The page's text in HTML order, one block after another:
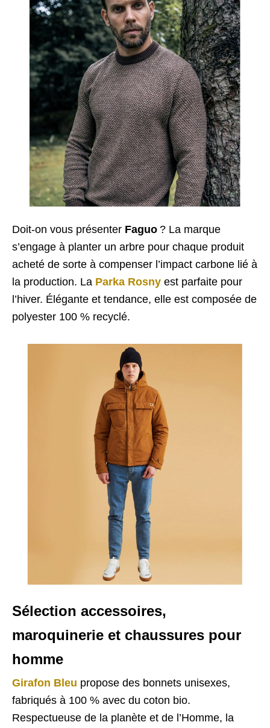
Doit-on vous présenter Faguo ? La marque
s’engage à planter un arbre pour chaque produit
acheté de sorte à compenser l’impact carbone lié à
la production. La Parka Rosny est parfaite pour
l’hiver. Élégante et tendance, elle est composée de
polyester 100 % recyclé.
Sélection accessoires,
maroquinerie et chaussures pour
homme
Girafon Bleu propose des bonnets unisexes,
fabriqués à 100 % avec du coton bio.
Respectueuse de la planète et de l’Homme, la